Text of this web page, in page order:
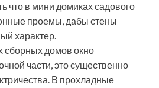
что в мини домиках садового
проемы, дабы стены
характер.
сборных домов окно
части, это существенно
В прохладные